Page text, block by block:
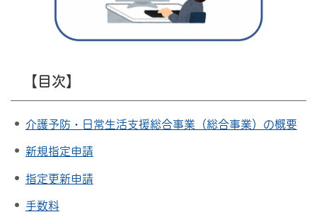
【目次】
介護予防・日常生活支援総合事業（総合事業）の概要
新規指定申請
指定更新申請
手数料